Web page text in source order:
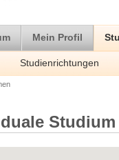
Mein Profil
Studienrichtungen